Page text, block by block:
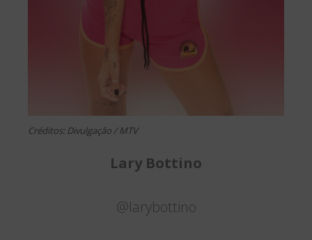
Créditos: Divulgação / MTV
Lary Bottino
@larybottino